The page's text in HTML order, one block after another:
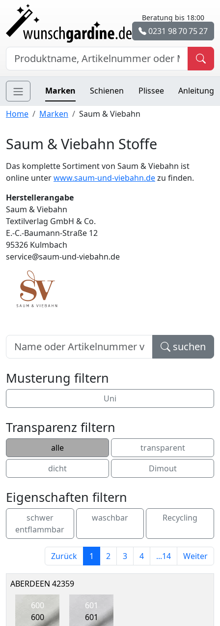
Beratung bis 18:00
0231 98 70 75 27
Marken Schienen Plissee Anleitung
Home Marken Saum & Viebahn
Saum & Viebahn Stoffe
Das komplette Sortiment von Saum & Viebahn ist
online unterwww.saum-und-viebahn.dezu finden.
Herstellerangabe
Saum & Viebahn
Textilverlag GmbH & Co.
E.-C.-Baumann-Straße 12
95326 Kulmbach
service@saum-und-viebahn.de
suchen
Musterung filtern
Uni
Transparenz filtern
alle
transparent
dicht
Dimout
Eigenschaften filtern
schwer
entflammbar
waschbar Recycling
Zurück 1 2 3 4 ...14 Weiter
ABERDEEN 42359
600
600
601
601